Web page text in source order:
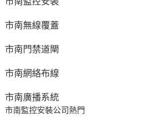
市南無線覆蓋
市南門禁道閘
市南網絡布線
市南廣播系統
市南監控安裝公司熱門